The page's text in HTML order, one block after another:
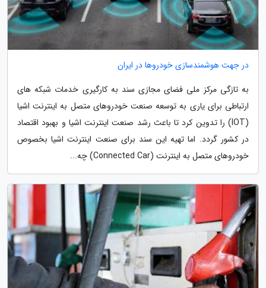
در جهت هوشمندسازی خودروها در ایران
به تازگی مرکز ملی فضای مجازی سند به کارگیری خدمات شبکه های
ارتباطی برای یاری به توسعه صنعت خودروهای متصل به اینترنت اشیا
(IOT) را تدوین کرد تا باعث رشد صنعت اینترنت اشیا و بهبود اقتصاد
در کشور گردد. اما تهیه این سند برای صنعت اینترنت اشیا بخصوص
خودروهای متصل به اینترنت (Connected Car) چه...